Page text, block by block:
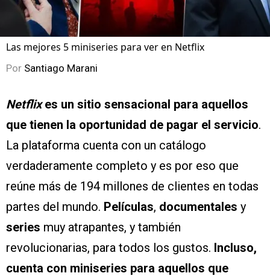
Las mejores 5 miniseries para ver en Netflix
Por Santiago Marani
Netflixes un sitio sensacional para aquellos
que tienen la oportunidad de pagar el servicio.
La plataforma cuenta con un catálogo
verdaderamente completo y es por eso que
reúne más de 194 millones de clientes en todas
partes del mundo. Películas, documentales y
series muy atrapantes, y también
revolucionarias, para todos los gustos. Incluso,
cuenta con miniseries para aquellos que